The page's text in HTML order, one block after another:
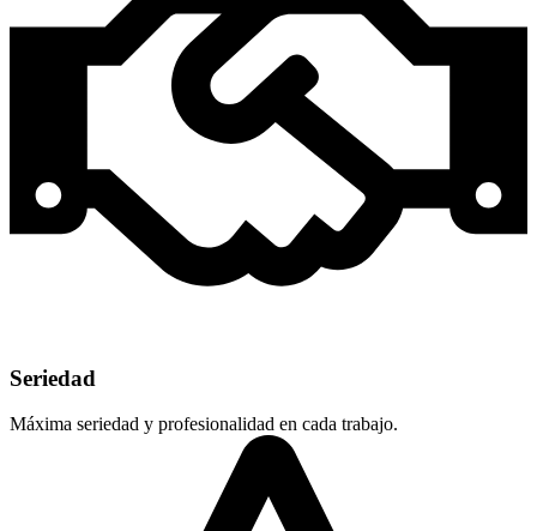
Seriedad
Máxima seriedad y profesionalidad en cada trabajo.